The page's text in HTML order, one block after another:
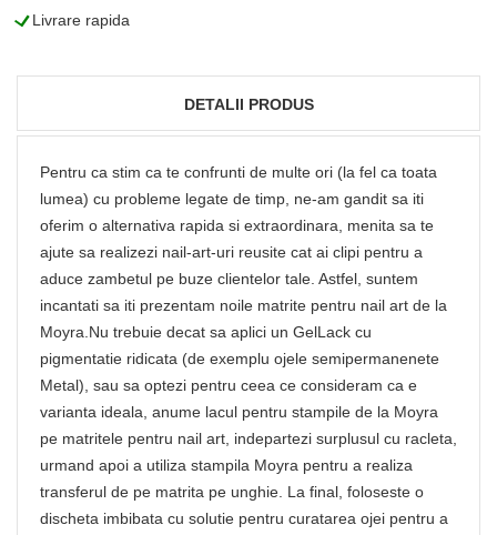
LLivrare rapida
DETALII PRODUS
Pentru ca stim ca te confrunti de multe ori (la fel ca toata
lumea) cu probleme legate de timp, ne-am gandit sa iti
oferim o alternativa rapida si extraordinara, menita sa te
ajute sa realizezi nail-art-uri reusite cat ai clipi pentru a
aduce zambetul pe buze clientelor tale. Astfel, suntem
incantati sa iti prezentam noile matrite pentru nail art de la
Moyra.Nu trebuie decat sa aplici un GelLack cu
pigmentatie ridicata (de exemplu ojele semipermanenete
Metal), sau sa optezi pentru ceea ce consideram ca e
varianta ideala, anume lacul pentru stampile de la Moyra
pe matritele pentru nail art, indepartezi surplusul cu racleta,
urmand apoi a utiliza stampila Moyra pentru a realiza
transferul de pe matrita pe unghie. La final, foloseste o
discheta imbibata cu solutie pentru curatarea ojei pentru a